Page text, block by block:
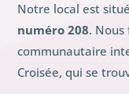
Notre local est
numéro 208. Nous
communautaire
Croisée, qui se